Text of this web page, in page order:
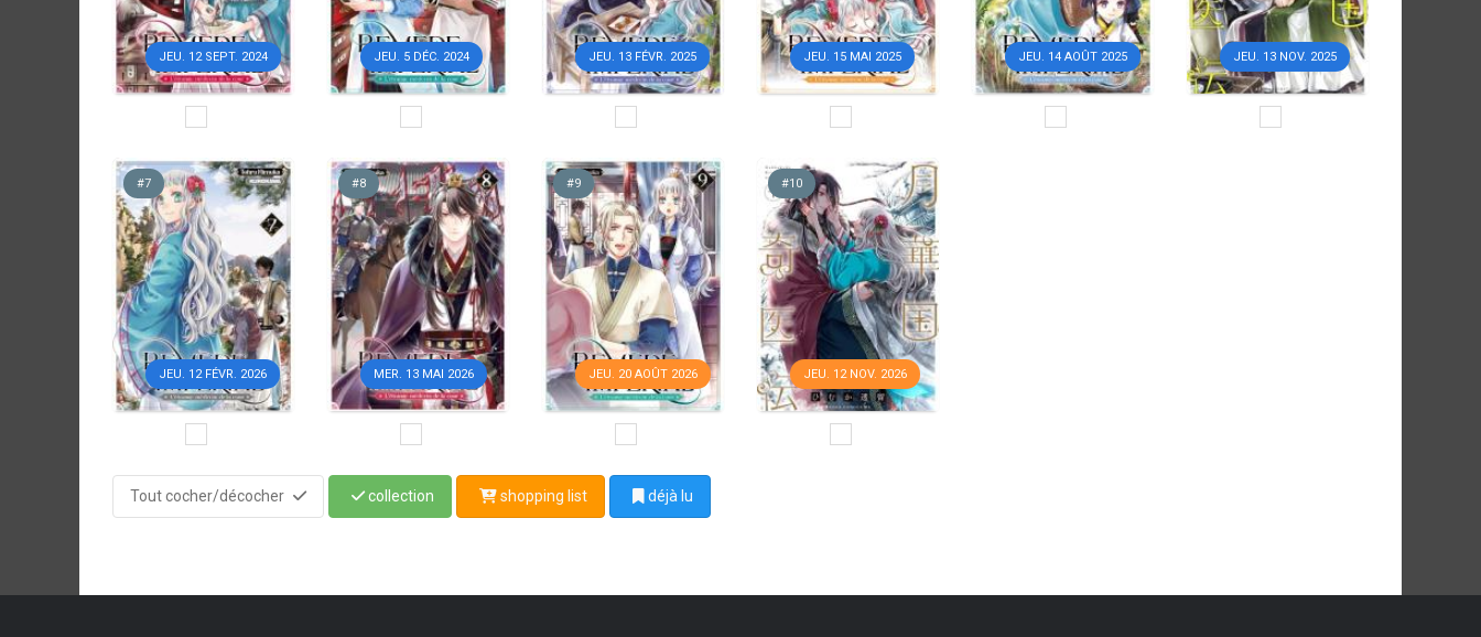
JEU. 12 SEPT. 2024 JEU. 5 DÉC. 2024 JEU. 13 FÉVR. 2025 JEU. 15 MAI 2025 JEU. 14 AOÛT 2025 JEU. 13 NOV. 2025
JEU. 12 FÉVR. 2026
#7
MER. 13 MAI 2026
#8
JEU. 20 AOÛT 2026
#9
JEU. 12 NOV. 2026
#10
Tout cocher/décocher collection shopping list déjà lu